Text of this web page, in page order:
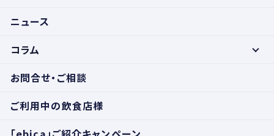
ニュース
コラム
お問合せ・ご相談
ご利用中の飲食店様